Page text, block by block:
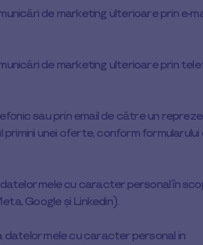
de marketing ulterioare prin e-
de marketing ulterioare prin
sau prin email de către un
primirii unei oferte, conform formularului
mele cu caracter personal în
Google și Linkedin).
mele cu caracter personal in